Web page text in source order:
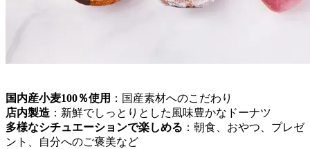
国内産小麦100％使用 ：国産素材へのこだわり
店内製造 ：新鮮でしっとりとした風味豊かなドーナツ
多様なシチュエーションで楽しめる ：朝食、おやつ、プレゼ
ント、自分へのご褒美など